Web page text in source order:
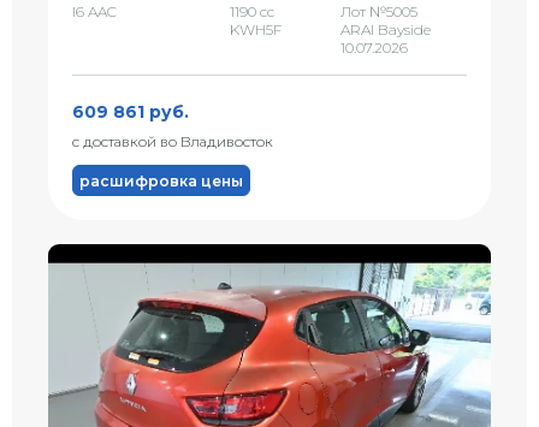
I6 AAC
1190 сс
KWH5F
Лот №5005
ARAI Bayside
10.07.2026
609 861 руб.
с доставкой во Владивосток
расшифровка цены